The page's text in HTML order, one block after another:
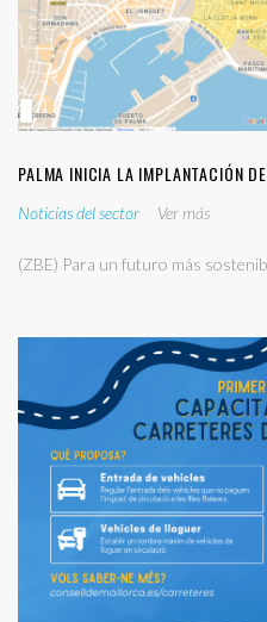
PALMA INICIA LA IMPLANTACIÓN
Noticias del sector Ver más
(ZBE) Para un futuro más